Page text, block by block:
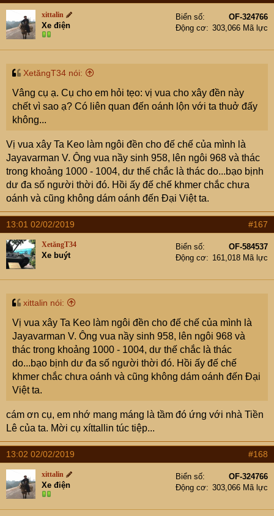
xittalin
Xe điện
Biển số
OF-324766
Động cơ
303,066 Mã lực
XetăngT34 nói:
Vâng cụ ạ. Cụ cho em hỏi tẹo: vị vua cho xây đền này
chết vì sao ạ? Có liên quan đến oánh lộn với ta thuở đấy
không...
Vị vua xây Ta Keo làm ngôi đền cho đế chế của mình là
Jayavarman V. Ông vua nầy sinh 958, lên ngôi 968 và thác
trong khoảng 1000 - 1004, dư thế chắc là thác do...bạo bịnh
dư đa số người thời đó. Hồi ấy đế chế khmer chắc chưa
oánh và cũng không dám oánh đến Đại Việt ta.
13:01 02/02/2019 #167
XetăngT34
Xe buýt
Biển số
OF-584537
Động cơ
161,018 Mã lực
xittalin nói:
Vị vua xây Ta Keo làm ngôi đền cho đế chế của mình là
Jayavarman V. Ông vua nầy sinh 958, lên ngôi 968 và
thác trong khoảng 1000 - 1004, dư thế chắc là thác
do...bạo bịnh dư đa số người thời đó. Hồi ấy đế chế
khmer chắc chưa oánh và cũng không dám oánh đến Đại
Việt ta.
cám ơn cụ, em nhớ mang máng là tầm đó ứng với nhà Tiền
Lê của ta. Mời cụ xíttallin túc tiệp...
13:02 02/02/2019 #168
xittalin
Xe điện
Biển số
OF-324766
Động cơ
303,066 Mã lực